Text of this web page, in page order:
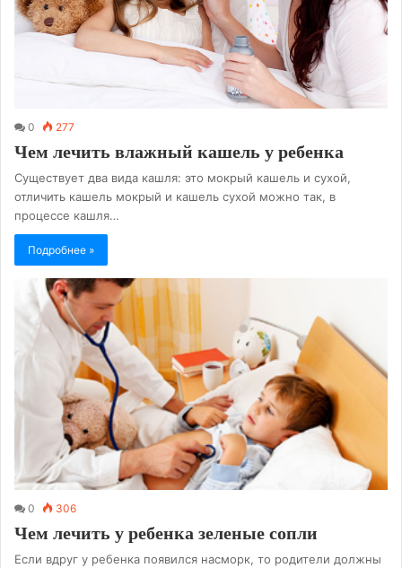
0 277
Чем лечить влажный кашель у ребенка
Существует два вида кашля: это мокрый кашель и сухой,
отличить кашель мокрый и кашель сухой можно так, в
процессе кашля…
Подробнее »
0 306
Чем лечить у ребенка зеленые сопли
Если вдруг у ребенка появился насморк, то родители должны